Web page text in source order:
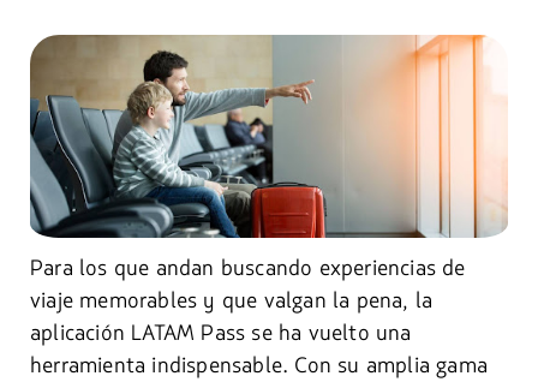
Para los que andan buscando experiencias de
viaje memorables y que valgan la pena, la
aplicación LATAM Pass se ha vuelto una
herramienta indispensable. Con su amplia gama